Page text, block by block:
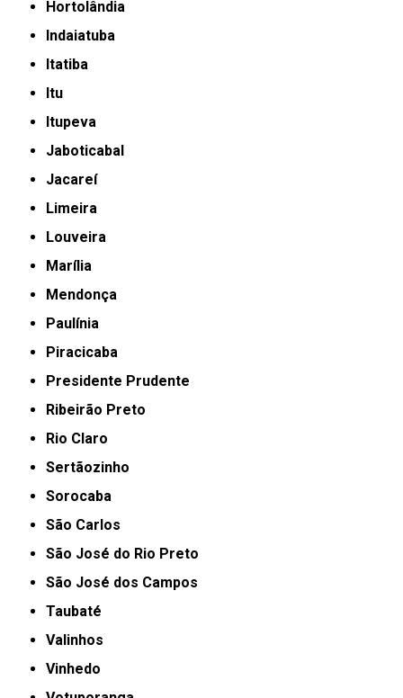
Hortolândia
Indaiatuba
Itatiba
Itu
Itupeva
Jaboticabal
Jacareí
Limeira
Louveira
Marília
Mendonça
Paulínia
Piracicaba
Presidente Prudente
Ribeirão Preto
Rio Claro
Sertãozinho
Sorocaba
São Carlos
São José do Rio Preto
São José dos Campos
Taubaté
Valinhos
Vinhedo